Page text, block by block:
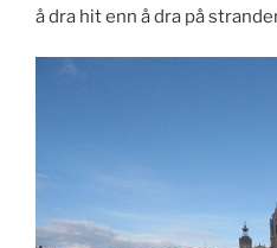
å dra hit enn å dra på